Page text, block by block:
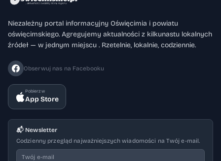
Niezależny portal informacyjny Oświęcimia i powiatu
oświęcimskiego. Agregujemy aktualności z kilkunastu lokalnych
źródeł — w jednym miejscu . Rzetelnie, lokalnie, codziennie.
Obserwuj nas na Facebooku
Pobierz w
App Store
📬 Newsletter
Codzienny przegląd najważniejszych wiadomości na Twój e-mail.